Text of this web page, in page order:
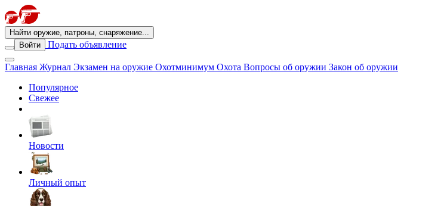
Найти оружие, патроны, снаряжение...
Войти
Подать объявление
Главная Журнал Экзамен на оружие Охотминимум Охота Вопросы об оружии Закон об оружии
Популярное
Свежее
Новости
Личный опыт